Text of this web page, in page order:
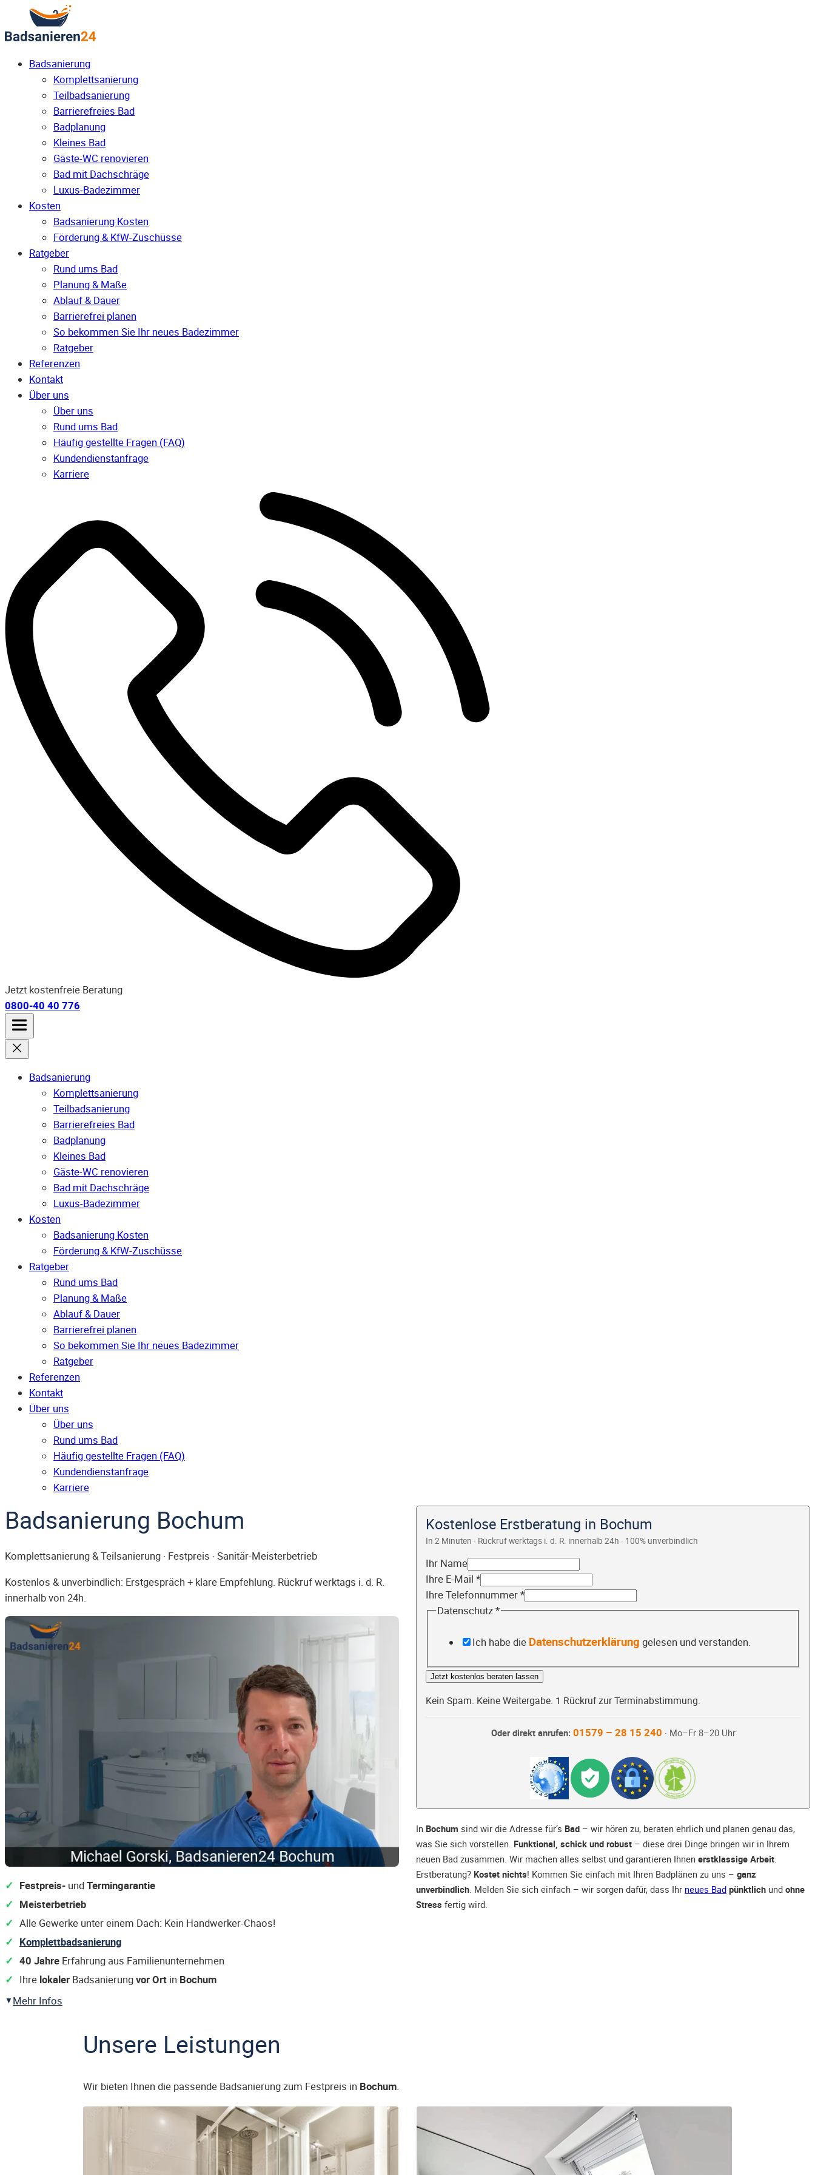
Badsanierung
Komplettsanierung
Teilbadsanierung
Barrierefreies Bad
Badplanung
Kleines Bad
Gäste-WC renovieren
Bad mit Dachschräge
Luxus-Badezimmer
Kosten
Badsanierung Kosten
Förderung & KfW-Zuschüsse
Ratgeber
Rund ums Bad
Planung & Maße
Ablauf & Dauer
Barrierefrei planen
So bekommen Sie Ihr neues Badezimmer
Ratgeber
Referenzen
Kontakt
Über uns
Über uns
Rund ums Bad
Häufig gestellte Fragen (FAQ)
Kunden­dienst­anfrage
Karriere
Jetzt kostenfreie Beratung
0800-40 40 776
Badsanierung
Komplettsanierung
Teilbadsanierung
Barrierefreies Bad
Badplanung
Kleines Bad
Gäste-WC renovieren
Bad mit Dachschräge
Luxus-Badezimmer
Kosten
Badsanierung Kosten
Förderung & KfW-Zuschüsse
Ratgeber
Rund ums Bad
Planung & Maße
Ablauf & Dauer
Barrierefrei planen
So bekommen Sie Ihr neues Badezimmer
Ratgeber
Referenzen
Kontakt
Über uns
Über uns
Rund ums Bad
Häufig gestellte Fragen (FAQ)
Kunden­dienst­anfrage
Karriere
Badsanierung Bochum
Komplettsanierung & Teilsanierung · Festpreis · Sanitär-Meisterbetrieb
Kostenlos & unverbindlich: Erstgespräch + klare Empfehlung. Rückruf werktags i. d. R.
innerhalb von 24h.
Festpreis- undTermingarantie
Meisterbetrieb
Alle Gewerke unter einem Dach: Kein Handwerker-Chaos!
Komplettbadsanierung
40 Jahre Erfahrung aus Familienunternehmen
Ihre lokaler Badsanierungvor Ort in Bochum
Mehr Infos
Kostenlose Erstberatung in Bochum
In 2 Minuten · Rückruf werktags i. d. R. innerhalb 24h · 100% unverbindlich
Ihr Name
Ihre E-Mail *
Ihre Telefonnummer*
Datenschutz*
Ich habe die Datenschutzerklärung gelesen und verstanden.
Jetzt kostenlos beraten lassen
Kein Spam. Keine Weitergabe. 1 Rückruf zur Terminabstimmung.
Oder direkt anrufen: 01579 – 28 15 240 · Mo–Fr 8–20 Uhr
In Bochum sind wir die Adresse für’s Bad – wir hören zu, beraten ehrlich und planen genau das,
was Sie sich vorstellen. Funktional, schick und robust – diese drei Dinge bringen wir in Ihrem
neuen Bad zusammen. Wir machen alles selbst und garantieren Ihnen erstklassige Arbeit.
Erstberatung? Kostet nichts! Kommen Sie einfach mit Ihren Badplänen zu uns – ganz
unverbindlich. Melden Sie sich einfach – wir sorgen dafür, dass Ihr neues Bad pünktlich und ohne
Stress fertig wird.
Unsere Leistungen
Wir bieten Ihnen die passende Badsanierung zum Festpreis in Bochum.